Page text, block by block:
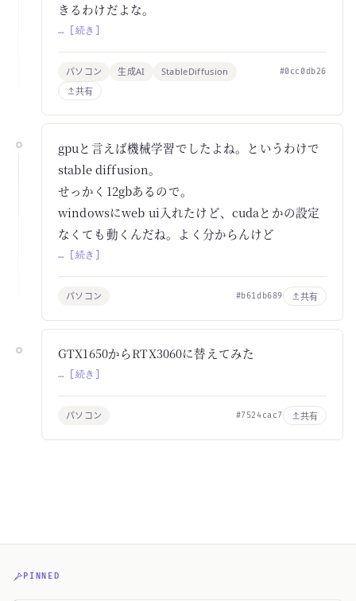
きるわけだよな。
… [続き]
パソコン 生成AI StableDiffusion #0cc0db26
共有
gpuと言えば機械学習でしたよね。というわけで
stable diffusion。
せっかく12gbあるので。
windowsにweb ui入れたけど、cudaとかの設定
なくても動くんだね。よく分からんけど
… [続き]
パソコン #b61db689 共有
GTX1650からRTX3060に替えてみた
… [続き]
パソコン #7524cac7 共有
PINNED